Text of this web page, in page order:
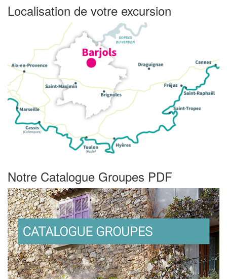
Localisation de votre excursion
Notre Catalogue Groupes PDF